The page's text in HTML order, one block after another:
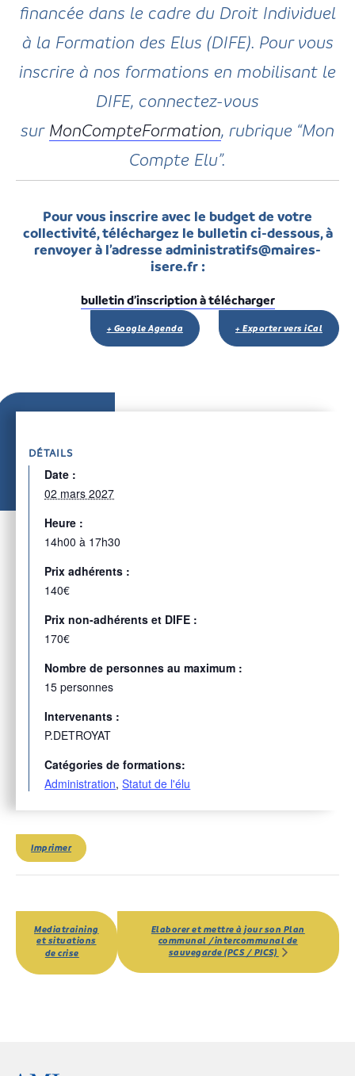
financée dans le cadre du Droit Individuel
à la Formation des Elus (DIFE). Pour vous
inscrire à nos formations en mobilisant le
DIFE, connectez-vous
sur MonCompteFormation, rubrique “Mon
Compte Elu”.
Pour vous inscrire avec le budget de votre
collectivité, téléchargez le bulletin ci-dessous, à
renvoyer à l’adresse administratifs@maires-
isere.fr :
bulletin d’inscription à télécharger
+ Google Agenda + Exporter vers iCal
DÉTAILS
Date :
02 mars 2027
Heure :
14h00 à 17h30
Prix adhérents :
140€
Prix non-adhérents et DIFE :
170€
Nombre de personnes au maximum :
15 personnes
Intervenants :
P.DETROYAT
Catégories de formations:
Administration,Statut de l'élu
Imprimer
Mediatraining
et situations
de crise
Elaborer et mettre à jour son Plan
communal /intercommunal de
sauvegarde (PCS / PICS)